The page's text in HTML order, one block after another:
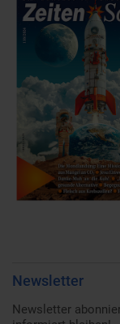
Newsletter
Newsletter